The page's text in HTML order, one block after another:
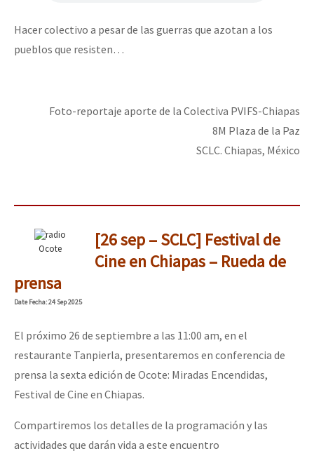
Hacer colectivo a pesar de las guerras que azotan a los
pueblos que resisten…
Foto-reportaje aporte de la Colectiva PVIFS-Chiapas
8M Plaza de la Paz
SCLC. Chiapas, México
Ocote
[26 sep – SCLC] Festival de
Cine en Chiapas – Rueda de
prensa
DateFecha: 24 Sep 2025
El próximo 26 de septiembre a las 11:00 am, en el
restaurante Tanpierla, presentaremos en conferencia de
prensa la sexta edición de Ocote: Miradas Encendidas,
Festival de Cine en Chiapas.
Compartiremos los detalles de la programación y las
actividades que darán vida a este encuentro